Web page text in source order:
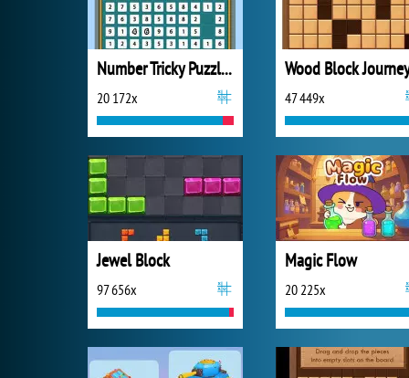
Number Tricky Puzzles
20 172x
Wood Block
47 449x
Jewel Block
97 656x
Magic Flow
20 225x